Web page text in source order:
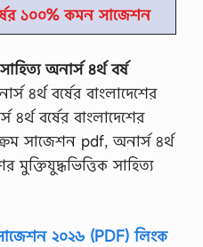
১০০% কমন সাজেশন
অনার্স ৪র্থ বর্ষ
৪র্থ বর্ষের বাংলাদেশের
৪র্থ বর্ষের বাংলাদেশের
সাজেশন pdf, অনার্স ৪র্থ
মুক্তিযুদ্ধভিত্তিক সাহিত্য
সাজেশন ২০২৬ (PDF) লিংক